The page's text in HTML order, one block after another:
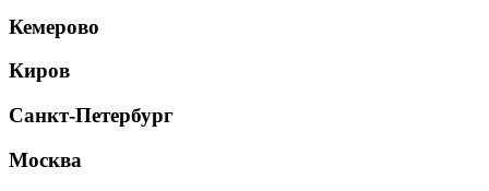
Кемерово
Киров
Санкт-Петербург
Москва